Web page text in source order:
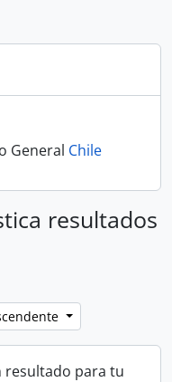
General Chile
resultados
para tu